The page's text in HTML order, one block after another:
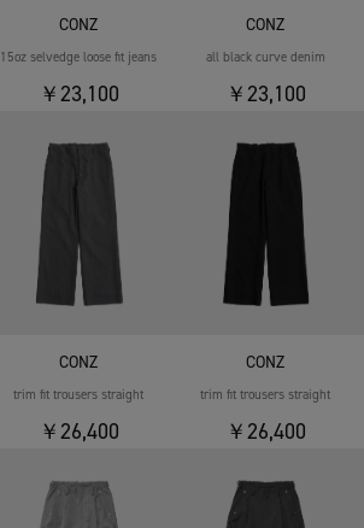
CONZ
15oz selvedge loose fit jeans
￥23,100
CONZ
all black curve denim
￥23,100
CONZ
trim fit trousers straight
￥26,400
CONZ
trim fit trousers straight
￥26,400